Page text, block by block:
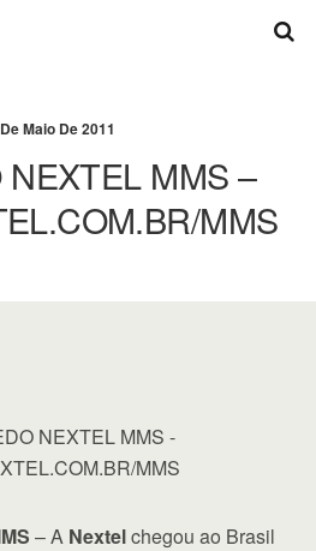
Maio De 2011
MMS –
MMS
– A Nextelchegou ao Brasil